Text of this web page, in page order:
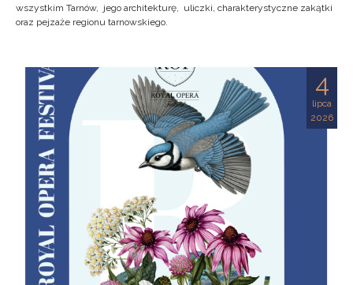
wszystkim Tarnów, jego architekturę, uliczki, charakterystyczne zakątki
oraz pejzaże regionu tarnowskiego.
4
lipca
2026